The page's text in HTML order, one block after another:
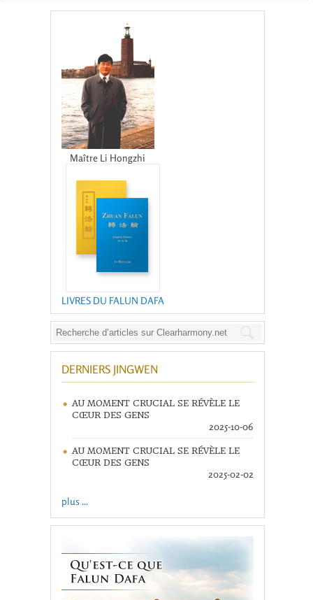
Maître Li Hongzhi
LIVRES DU FALUN DAFA
DERNIERS JINGWEN
AU MOMENT CRUCIAL SE RÉVÈLE LE
CŒUR DES GENS
2025-10-06
AU MOMENT CRUCIAL SE RÉVÈLE LE
CŒUR DES GENS
2025-02-02
plus ...